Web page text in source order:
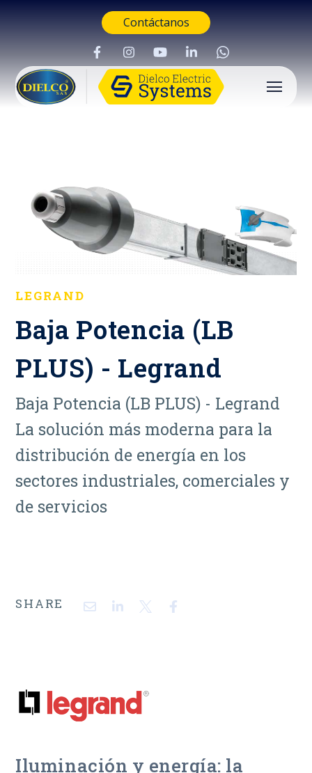
Contáctanos
Buscar
LEGRAND
Baja Potencia (LB
PLUS) - Legrand
Baja Potencia (LB PLUS) - Legrand
La solución más moderna para la
distribución de energía en los
sectores industriales, comerciales y
de servicios
SHARE
Iluminación y energía: la